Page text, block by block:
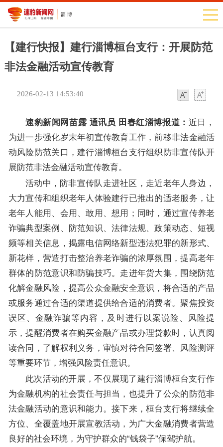
【建行快报】建行淄博桓台支行：开展防范
非法金融活动宣传教育
2026-02-13 14:53:40
速豹新闻网苗露 通讯员 田春红淄博报道： 近日，
为进一步强化岁末年初宣传教育工作，前移非法金融活
动风险防范关口，建行淄博桓台支行组织防非宣传队开
展防范非法金融活动宣传教育。
活动中，防非宣传队走进社区，走近老年人身边，
大力宣传和组织老年人体验建行已推出的适老服务，让
老年人能用、会用、敢用、想用；同时，通过宣传养老
诈骗典型案例、防范知识、法律法规、政策动态、短视
频等相关信息，揭露电信网络新型违法犯罪的新形式、
新花样，营造打击整治养老诈骗的浓厚氛围，提高老年
群体的防范意识和防骗技巧。走进年货大集，围绕防范
化解金融风险，提高公众金融安全意识，将合适的产品
或服务通过合适的渠道提供给合适的消费者。聚焦投资
误区、金融诈骗等内容，及时进行以案说险、风险提
示，提醒消费者在购买金融产品或办理贷款时，认真阅
读合同，了解权利义务，审慎对待合同签署、风险测评
等重要环节，增强风险责任意识。
此次活动的开展，不仅展现了建行淄博桓台支行作
为金融机构的社会责任与担当，也提升了公众的防范非
法金融活动的意识和能力。接下来，桓台支行将继续全
方位、全覆盖地开展宣教活动，为广大金融消费者营造
良好的社会环境，为守护群众的“钱袋子”保驾护航。